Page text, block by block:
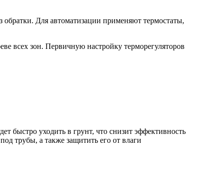
Для автоматизации применяют термостаты,
всех зон. Первичную настройку терморегуляторов
быстро уходить в грунт, что снизит эффективность
трубы, а также защитить его от влаги